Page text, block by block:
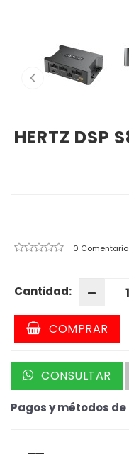
HERTZ DSP
0
Cantidad:
COMPRAR
CONSULTAR
Pagos y métodos